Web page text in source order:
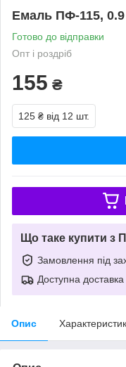
Емаль ПФ-115, 0.9
Готово до відправки
Опт і роздріб
155 ₴
125 ₴ від 12 шт.
Що таке купити з
Замовлення під
Доступна доставка
Опис